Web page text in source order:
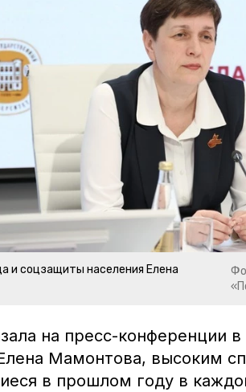
и соцзащиты населения Елена
на пресс-конференции
Мамонтова, высоким
в прошлом году в